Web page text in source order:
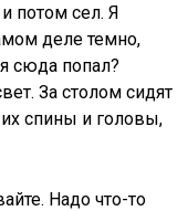
потом сел. Я
деле темно,
сюда попал?
За столом сидят
спины и головы,
Надо что-то